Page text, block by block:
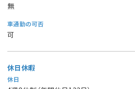
無
車通勤の可否
可
休日休暇
休日